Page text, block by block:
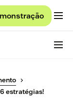
estratégias!